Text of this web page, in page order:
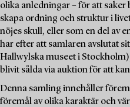
olika anledningar – för att
skapa ordning och struktur i
nöjes skull, eller som en del av
har efter att samlaren avslutat
Hallwylska museet i
blivit sålda via auktion för att
Denna samling innehåller
föremål av olika karaktär och